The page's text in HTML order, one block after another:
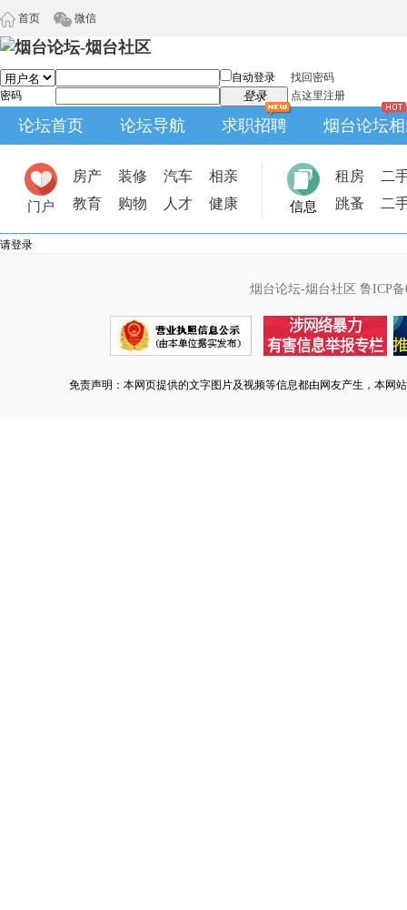
首页 微信
自动登录
找回密码
密码
登录 点这里注册
论坛首页 论坛导航 求职招聘 烟台论坛
门户
房产 装修 汽车
相亲
教育
购物 人才 健康 信息
租房
二
跳蚤
二
请登录
烟台论坛-烟台社区 鲁ICP备
免责声明：本网页提供的文字图片及视频等信息都由网友产生，本网